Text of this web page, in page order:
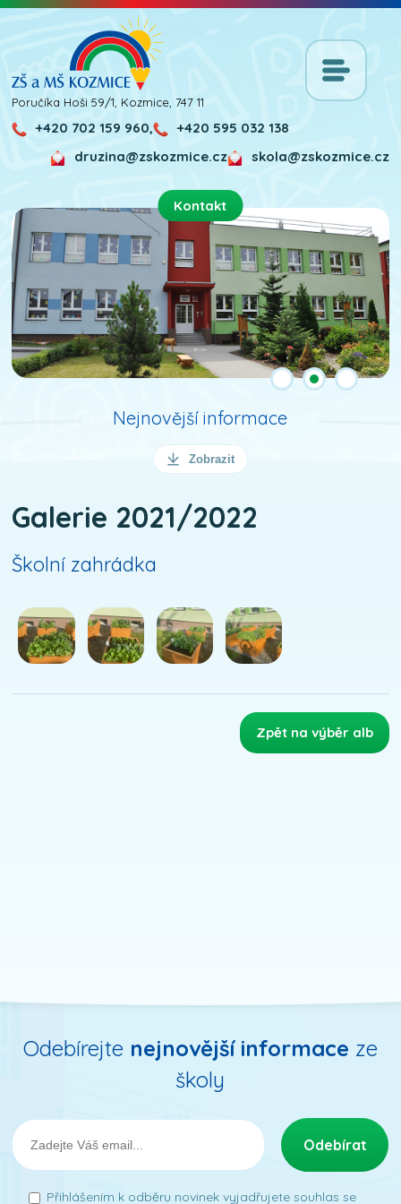
Poručíka Hoši 59/1, Kozmice, 747 11
+420 702 159 960,
+420 595 032 138
skola@zskozmice.cz
druzina@zskozmice.cz
Nejnovější informace
Zobrazit
Galerie 2021/2022
Školní zahrádka
Zpět na výběr alb
Odebírejte nejnovější informace ze
školy
Přihlášením k odběru novinek vyjadřujete souhlas se